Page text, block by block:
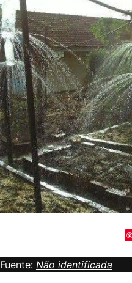
Fuente: Não identificada